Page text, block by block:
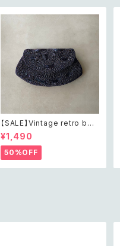
【SALE】Vintage retro bea
ds embroidery navy blue
pouch レトロ ヴィンテージ
ホワイト ビーズ刺繍 ネイビー
紺色 ポーチ
¥1,490
50%OFF